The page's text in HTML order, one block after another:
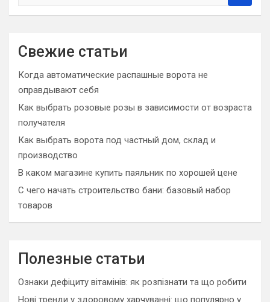
a
c
Свежие статьи
Когда автоматические распашные ворота не
оправдывают себя
Как выбрать розовые розы в зависимости от возраста
получателя
Как выбрать ворота под частный дом, склад и
производство
В каком магазине купить паяльник по хорошей цене
С чего начать строительство бани: базовый набор
товаров
Полезные статьи
Ознаки дефіциту вітамінів: як розпізнати та що робити
Нові тренди у здоровому харчуванні: що популярно у